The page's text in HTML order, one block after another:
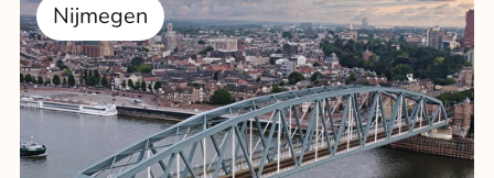
Nijmegen